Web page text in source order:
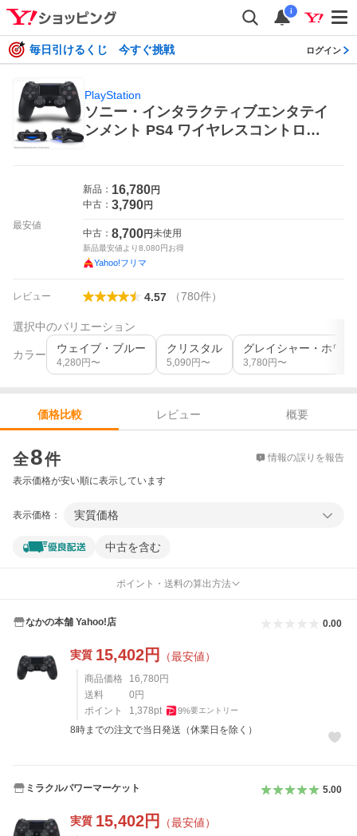
i
毎日引けるくじ 今すぐ挑戦 ログイン
PlayStation
ソニー・インタラクティブエンタテイ
ンメント PS4 ワイヤレスコントロー
ン4用周辺機器
最安値
新品： 16,780円
中古： 3,790円
中古： 8,700円未使用
新品最安値より8,080円お得
Yahoo!フリマ
レビュー 4.57 （780件）
選択中のバリエーション
カラー ウェイブ・ブルー
4,280 円〜
クリスタル
5,090 円〜
グレイシャー・ホワイ
3,780 円〜
価格比較 レビュー
概要
全8件 情報の誤りを報告
表示価格が安い順に表示しています
表示価格： 実質価格
中古を含む
ポイント・送料の算出方法
なかの本舗 Yahoo!店 0.00
実質 15,402円 （最安値）
商品価格 16,780 円
送料
0 円
ポイント
1,378pt 9%要エントリー
8時までの注文で当日発送（休業日を除く）
ミラクルパワーマーケット 5.00
実質 15,402円 （最安値）